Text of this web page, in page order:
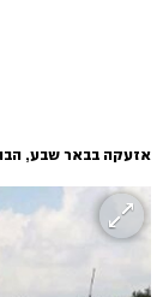
אזעקה בבאר שבע,